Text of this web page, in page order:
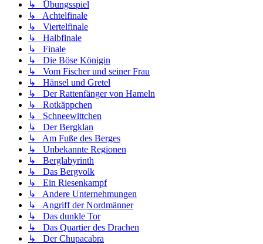
↳ Übungsspiel
↳ Achtelfinale
↳ Viertelfinale
↳ Halbfinale
↳ Finale
↳ Die Böse Königin
↳ Vom Fischer und seiner Frau
↳ Hänsel und Gretel
↳ Der Rattenfänger von Hameln
↳ Rotkäppchen
↳ Schneewittchen
↳ Der Bergklan
↳ Am Fuße des Berges
↳ Unbekannte Regionen
↳ Berglabyrinth
↳ Das Bergvolk
↳ Ein Riesenkampf
↳ Andere Unternehmungen
↳ Angriff der Nordmänner
↳ Das dunkle Tor
↳ Das Quartier des Drachen
↳ Der Chupacabra